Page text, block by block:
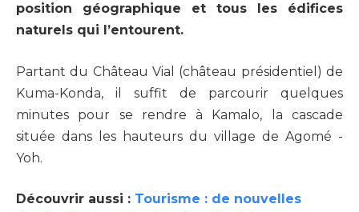
position géographique et tous les édifices
naturels qui l’entourent.
Partant du Château Vial (château présidentiel) de
Kuma-Konda, il suffit de parcourir quelques
minutes pour se rendre à Kamalo, la cascade
située dans les hauteurs du village de Agomé -
Yoh.
Découvrir aussi : Tourisme : de nouvelles